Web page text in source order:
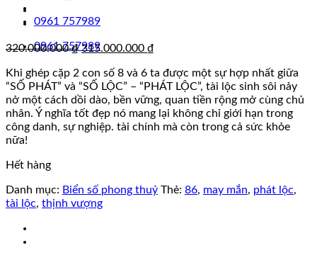
0961 757989
0961 757989
320.000.000₫ Giá
là:
320.000.000 ₫.
315.000.000 ₫
tại
là:
315.000.000 ₫.
Khi ghép cặp 2 con số 8 và 6 ta được một sự hợp nhất giữa
“SỐ PHÁT” và “SỐ LỘC” – “PHÁT LỘC”, tài lộc sinh sôi nảy
nở một cách dồi dào, bền vững, quan tiền rộng mở cùng chủ
nhân. Ý nghĩa tốt đẹp nó mang lại không chỉ giới hạn trong
công danh, sự nghiệp. tài chính mà còn trong cả sức khỏe
nữa!
Hết hàng
Danh mục: Biển số phong thuỷ Thẻ: 86, may mắn, phát lộc,
tài lộc, thịnh vượng